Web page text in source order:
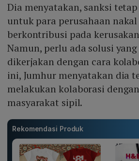
Dia menyatakan, sanksi
untuk para perusahaan
berkontribusi pada
Namun, perlu ada solusi
dikerjakan dengan cara
ini, Jumhur menyatakan dia
melakukan kolaborasi
masyarakat sipil.
Rekomendasi Produk